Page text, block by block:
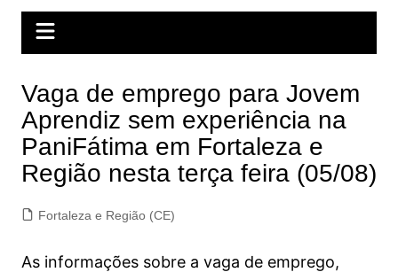
Vaga de emprego para Jovem
Aprendiz sem experiência na
PaniFátima em Fortaleza e
Região nesta terça feira (05/08)
Fortaleza e Região (CE)
As informações sobre a vaga de emprego,